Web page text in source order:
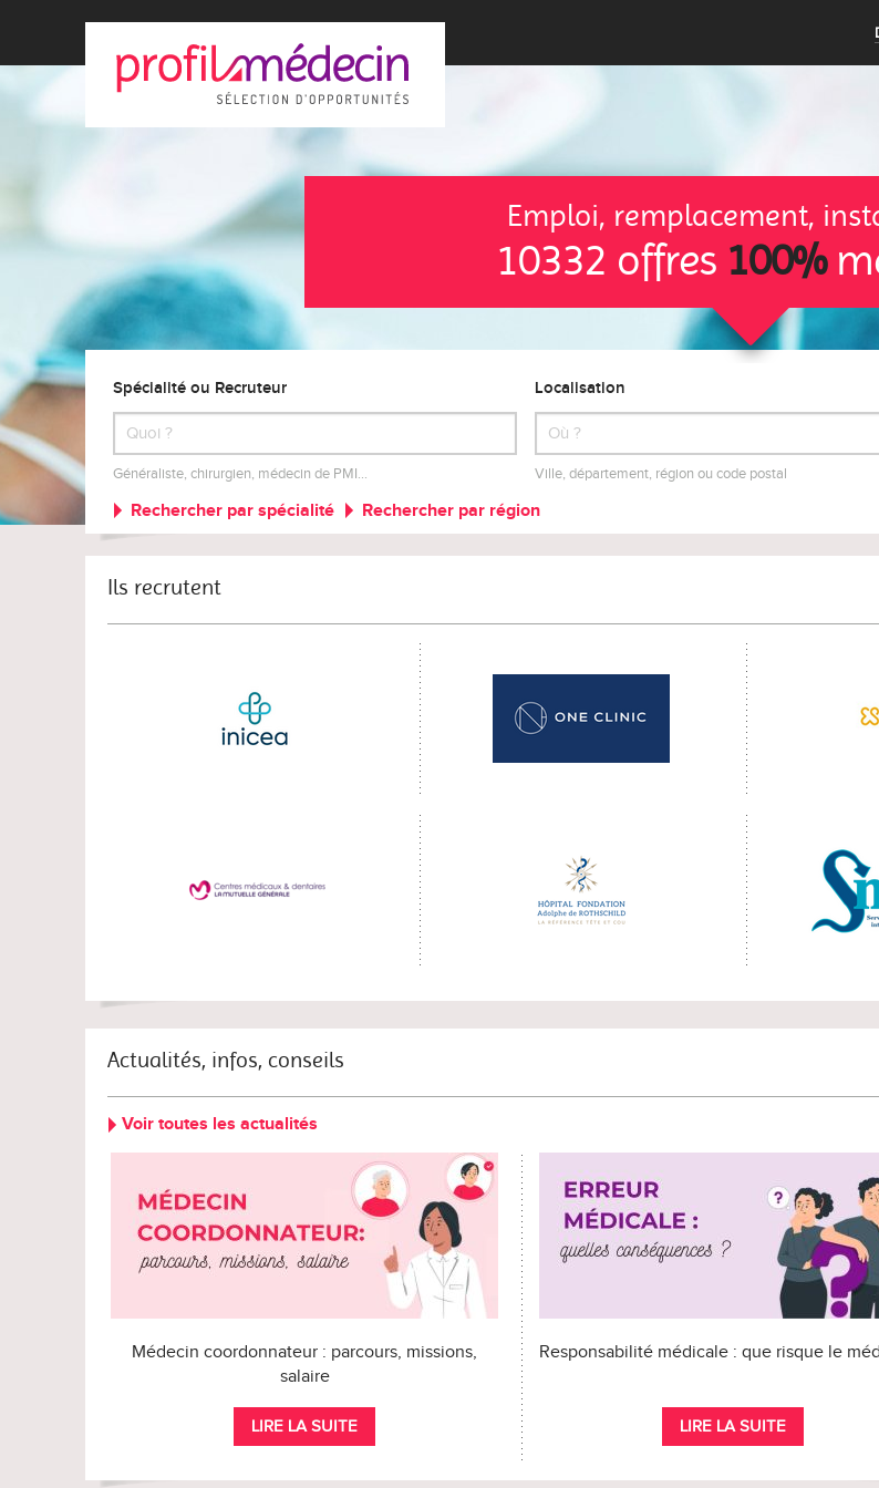
Emploi, remplacement,
10332 offres 100%
Spécialité ou Recruteur
Généraliste, chirurgien, médecin de PMI…
Localisation
Ville, département, région ou code postal
Rechercher par spécialité Rechercher par région
Ils recrutent
Actualités, infos, conseils
Voir toutes les actualités
Médecin coordonnateur : parcours, missions,
salaire
LIRE LA SUITE
Responsabilité médicale : que risque le
LIRE LA SUITE